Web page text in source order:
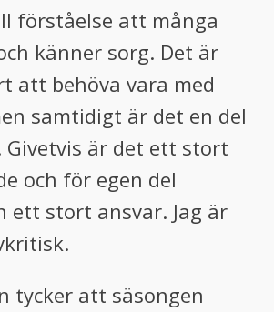
förståelse att många
känner sorg. Det är
att behöva vara med
samtidigt är det en del
Givetvis är det ett stort
och för egen del
ett stort ansvar. Jag är
tycker att säsongen